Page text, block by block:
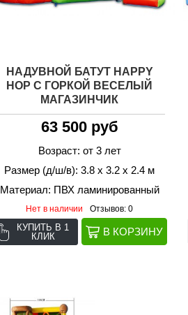
НАДУВНОЙ БАТУТ HAPPY
HOP С ГОРКОЙ ВЕСЕЛЫЙ
МАГАЗИНЧИК
63 500 руб
Возраст: от 3 лет
Размер (д/ш/в): 3.8 х 3.2 х 2.4 м
Материал: ПВХ ламинированный
Нет в наличии Отзывов: 0
КУПИТЬ В 1
КЛИК